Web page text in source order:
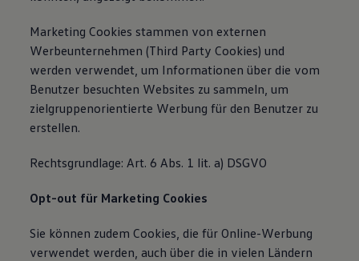
Marketing Cookies stammen von externen
Werbeunternehmen (Third Party Cookies) und
werden verwendet, um Informationen über die vom
Benutzer besuchten Websites zu sammeln, um
zielgruppenorientierte Werbung für den Benutzer zu
erstellen.
Rechtsgrundlage: Art. 6 Abs. 1 lit. a) DSGVO
Opt-out für Marketing Cookies
Sie können zudem Cookies, die für Online-Werbung
verwendet werden, auch über die in vielen Ländern